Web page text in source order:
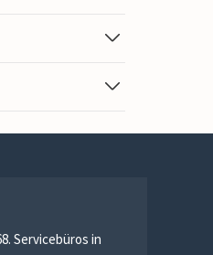
Servicebüros in